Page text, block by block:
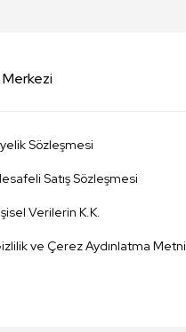
Merkezi
Sözleşmesi
Satış Sözleşmesi
Verilerin K.K.
ve Çerez Aydınlatma Metni